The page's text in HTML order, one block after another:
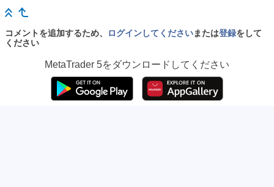
コメントを追加するため、 ログインしてくださいまたは登録をして
ください
MetaTrader 5をダウンロードしてください